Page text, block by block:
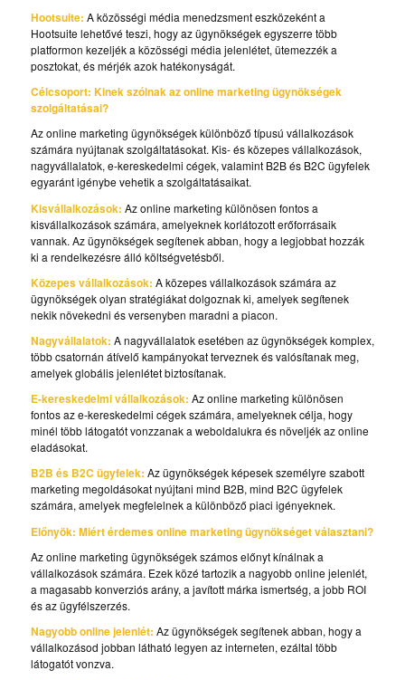
Hootsuite: A közösségi média menedzsment eszközeként a
Hootsuite lehetővé teszi, hogy az ügynökségek egyszerre több
platformon kezeljék a közösségi média jelenlétet, ütemezzék a
posztokat, és mérjék azok hatékonyságát.
Célcsoport: Kinek szólnak az online marketing ügynökségek
szolgáltatásai?
Az online marketing ügynökségek különböző típusú vállalkozások
számára nyújtanak szolgáltatásokat. Kis- és közepes vállalkozások,
nagyvállalatok, e-kereskedelmi cégek, valamint B2B és B2C ügyfelek
egyaránt igénybe vehetik a szolgáltatásaikat.
Kisvállalkozások: Az online marketing különösen fontos a
kisvállalkozások számára, amelyeknek korlátozott erőforrásaik
vannak. Az ügynökségek segítenek abban, hogy a legjobbat hozzák
ki a rendelkezésre álló költségvetésből.
Közepes vállalkozások: A közepes vállalkozások számára az
ügynökségek olyan stratégiákat dolgoznak ki, amelyek segítenek
nekik növekedni és versenyben maradni a piacon.
Nagyvállalatok: A nagyvállalatok esetében az ügynökségek komplex,
több csatornán átívelő kampányokat terveznek és valósítanak meg,
amelyek globális jelenlétet biztosítanak.
E-kereskedelmi vállalkozások: Az online marketing különösen
fontos az e-kereskedelmi cégek számára, amelyeknek célja, hogy
minél több látogatót vonzzanak a weboldalukra és növeljék az online
eladásokat.
B2B és B2C ügyfelek: Az ügynökségek képesek személyre szabott
marketing megoldásokat nyújtani mind B2B, mind B2C ügyfelek
számára, amelyek megfelelnek a különböző piaci igényeknek.
Előnyök: Miért érdemes online marketing ügynökséget választani?
Az online marketing ügynökségek számos előnyt kínálnak a
vállalkozások számára. Ezek közé tartozik a nagyobb online jelenlét,
a magasabb konverziós arány, a javított márka ismertség, a jobb ROI
és az ügyfélszerzés.
Nagyobb online jelenlét: Az ügynökségek segítenek abban, hogy a
vállalkozásod jobban látható legyen az interneten, ezáltal több
látogatót vonzva.